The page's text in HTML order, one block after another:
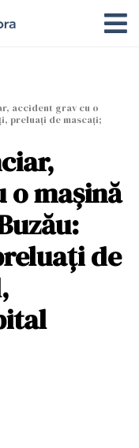
accident grav cu o
preluați de mascați;
o mașină
de